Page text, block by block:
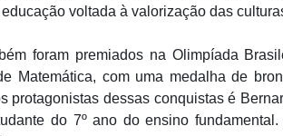
voltada à valorização das
foram premiados na Olimpíada
Matemática, com uma medalha de
protagonistas dessas conquistas é
do 7º ano do ensino